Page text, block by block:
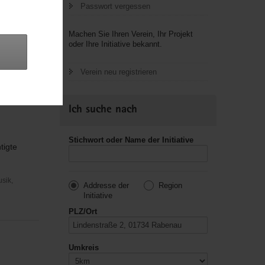
Passwort vergessen
Machen Sie Ihren Verein, Ihr Projekt
oder Ihre Initiative bekannt.
Verein neu registrieren
Ich suche nach
Stichwort oder Name der Initiative
Addresse der
Initiative
Region
PLZ/Ort
Umkreis